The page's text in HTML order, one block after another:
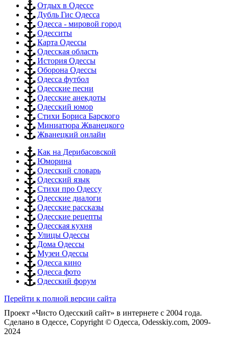
Отдых в Одессе
Дубль Гис Одесса
Одесса - мировой город
Одесситы
Карта Одессы
Одесская область
История Одессы
Оборона Одессы
Одесса футбол
Одесские песни
Одесские анекдоты
Одесский юмор
Стихи Бориса Барского
Миниатюра Жванецкого
Жванецкий онлайн
Как на Дерибасовской
Юморина
Одесский словарь
Одесский язык
Стихи про Одессу
Одесские диалоги
Одесские рассказы
Одесские рецепты
Одесская кухня
Улицы Одессы
Дома Одессы
Музеи Одессы
Одесса кино
Одесса фото
Одесский форум
Перейти к полной версии сайта
Проект «Чисто Одесский сайт» в интернете с 2004 года.
Сделано в Одессе, Copyright © Одесса, Odesskiy.com, 2009-
2024